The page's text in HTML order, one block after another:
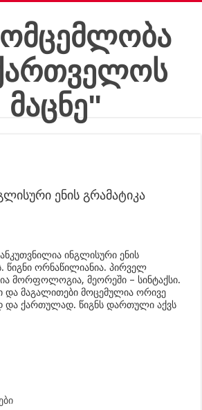
ენის გრამატიკა
ინგლისური ენის
წიგნი ორნაწილიანია. პირველ
მორფოლოგია, მეორეში – სინტაქსი.
და მაგალითები მოცემულია ორივე
და ქართულად. წიგნს დართული აქვს